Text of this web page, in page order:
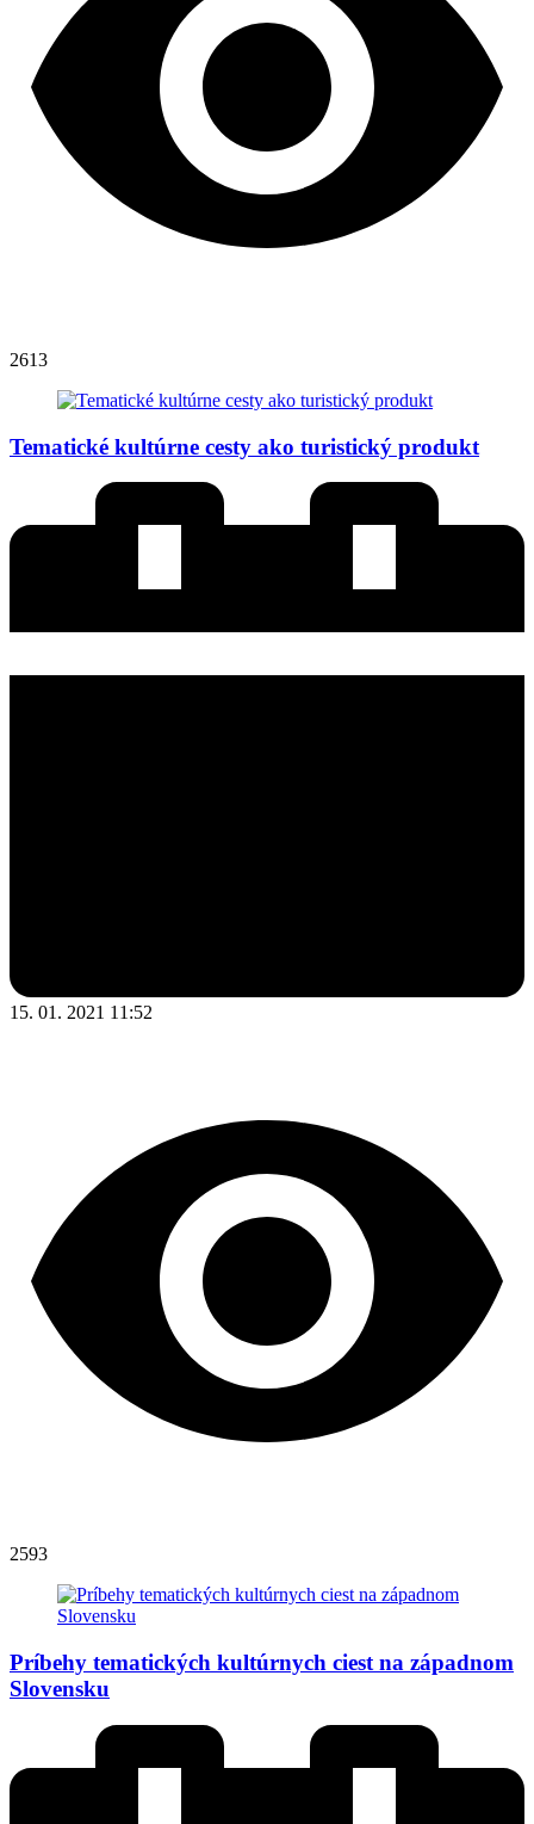
2613
Tematické kultúrne cesty ako turistický produkt
15. 01. 2021 11:52
2593
Príbehy tematických kultúrnych ciest na západnom
Slovensku